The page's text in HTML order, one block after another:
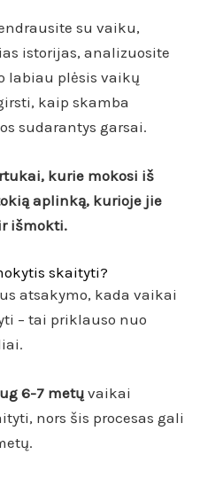
su vaiku,
istorijas, analizuosite
labiau plėsis vaikų
kaip skamba
sudarantys garsai.
kurie mokosi iš
aplinką, kurioje jie
išmokti.
skaityti?
atsakymo, kada vaikai
– tai priklauso nuo
6-7 metų vaikai
nors šis procesas gali